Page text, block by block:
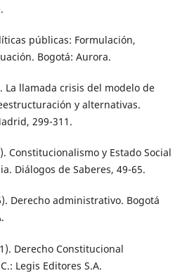
públicas: Formulación,
Bogotá: Aurora.
La llamada crisis del modelo de
y alternativas.
299-311.
Constitucionalismo y Estado Social
Diálogos de Saberes, 49-65.
Derecho administrativo. Bogotá
Derecho Constitucional
Legis Editores S.A.